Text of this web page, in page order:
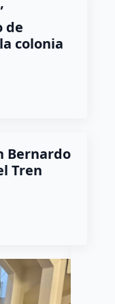
de
colonia
Bernardo
Tren